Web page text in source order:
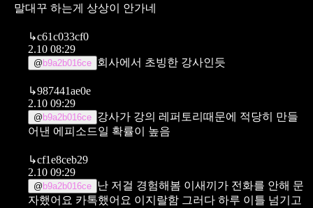
말대꾸 하는게 상상이 안가네
↳c61c033cf0
2.10 08:29
@ b9a2b016ce 회사에서 초빙한 강사인듯
↳987441ae0e
2.10 09:29
@ b9a2b016ce 강사가 강의 레퍼토리때문에 적당히 만들
어낸 에피소드일 확률이 높음
↳cf1e8ceb29
2.10 09:29
@ b9a2b016ce 난 저걸 경험해봄 이새끼가 전화를 안해 문
자했어요 카톡했어요 이지랄함 그러다 하루 이틀 넘기고